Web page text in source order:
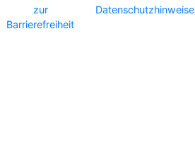
zur
Barrierefreiheit
Datenschutzhinweise